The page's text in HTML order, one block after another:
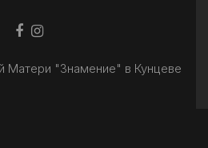
Facebook
Ссылка
"Знамение" в Кунцеве